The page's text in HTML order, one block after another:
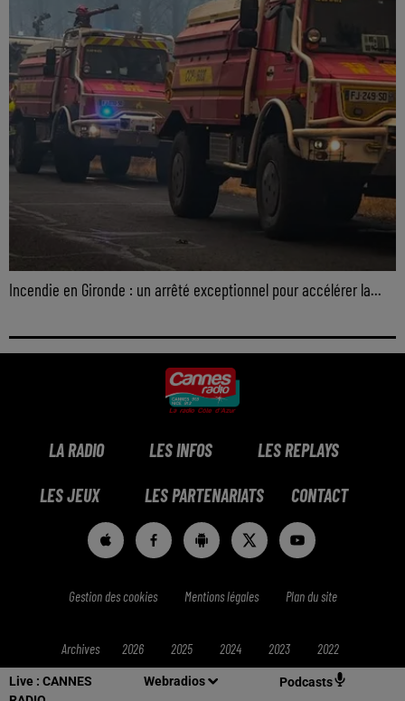
Live : CANNES
Webradios Podcasts
Incendie en Gironde : un arrêté exceptionnel pour accélérer la...
LA RADIO LES INFOS LES REPLAYS
LES JEUX LES PARTENARIATS CONTACT
Gestion des cookies Mentions légales Plan du site
Archives 2026 2025 2024 2023 2022